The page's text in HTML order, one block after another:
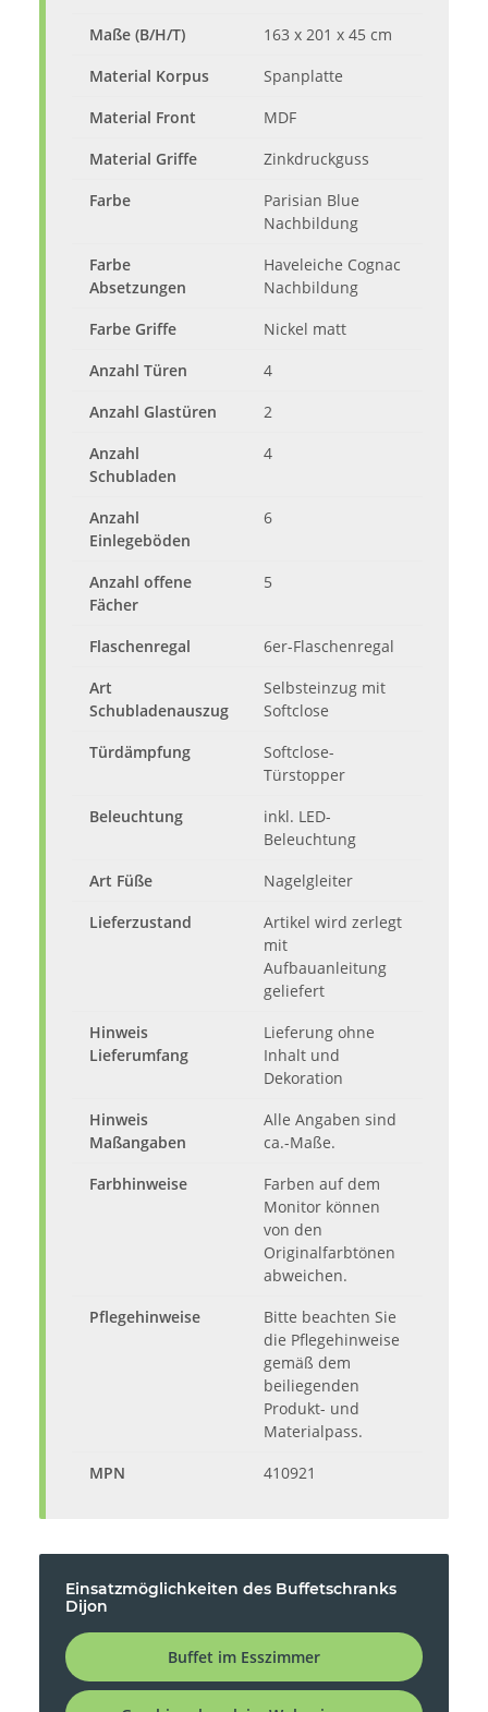
Maße (B/H/T)
163 x 201 x 45 cm
Material Korpus
Spanplatte
Material Front
MDF
Material Griffe
Zinkdruckguss
Farbe
Parisian Blue
Nachbildung
Farbe
Absetzungen
Haveleiche Cognac
Nachbildung
Farbe Griffe
Nickel matt
Anzahl Türen
4
Anzahl Glastüren
2
Anzahl
Schubladen
4
Anzahl
Einlegeböden
6
Anzahl offene
Fächer
5
Flaschenregal
6er-Flaschenregal
Art
Schubladenauszug
Selbsteinzug mit
Softclose
Türdämpfung
Softclose-
Türstopper
Beleuchtung
inkl. LED-
Beleuchtung
Art Füße
Nagelgleiter
Lieferzustand
Artikel wird zerlegt
mit
Aufbauanleitung
geliefert
Hinweis
Lieferumfang
Lieferung ohne
Inhalt und
Dekoration
Hinweis
Maßangaben
Alle Angaben sind
ca.-Maße.
Farbhinweise
Farben auf dem
Monitor können
von den
Originalfarbtönen
abweichen.
Pflegehinweise
Bitte beachten Sie
die Pflegehinweise
gemäß dem
beiliegenden
Produkt- und
Materialpass.
MPN
410921
Einsatzmöglichkeiten des Buffetschranks
Dijon
Buffet im Esszimmer